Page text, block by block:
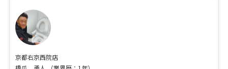
京都右京西院店